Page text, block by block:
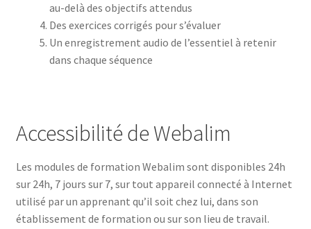
au-delà des objectifs attendus
Des exercices corrigés pour s’évaluer
Un enregistrement audio de l’essentiel à retenir
dans chaque séquence
Accessibilité de Webalim
Les modules de formation Webalim sont disponibles 24h
sur 24h, 7 jours sur 7, sur tout appareil connecté à Internet
utilisé par un apprenant qu’il soit chez lui, dans son
établissement de formation ou sur son lieu de travail.